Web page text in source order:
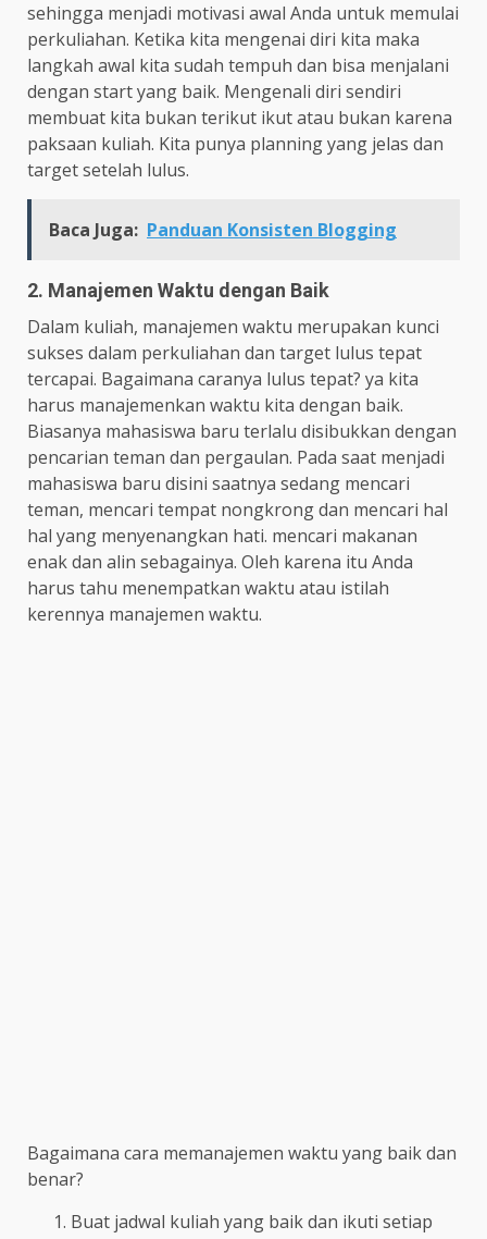
sehingga menjadi motivasi awal Anda untuk memulai
perkuliahan. Ketika kita mengenai diri kita maka
langkah awal kita sudah tempuh dan bisa menjalani
dengan start yang baik. Mengenali diri sendiri
membuat kita bukan terikut ikut atau bukan karena
paksaan kuliah. Kita punya planning yang jelas dan
target setelah lulus.
Baca Juga: Panduan Konsisten Blogging
2. Manajemen Waktu dengan Baik
Dalam kuliah, manajemen waktu merupakan kunci
sukses dalam perkuliahan dan target lulus tepat
tercapai. Bagaimana caranya lulus tepat? ya kita
harus manajemenkan waktu kita dengan baik.
Biasanya mahasiswa baru terlalu disibukkan dengan
pencarian teman dan pergaulan. Pada saat menjadi
mahasiswa baru disini saatnya sedang mencari
teman, mencari tempat nongkrong dan mencari hal
hal yang menyenangkan hati. mencari makanan
enak dan alin sebagainya. Oleh karena itu Anda
harus tahu menempatkan waktu atau istilah
kerennya manajemen waktu.
Bagaimana cara memanajemen waktu yang baik dan
benar?
Buat jadwal kuliah yang baik dan ikuti setiap